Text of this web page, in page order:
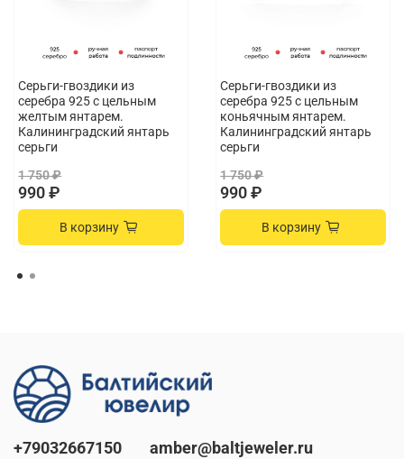
Серьги-гвоздики из
серебра 925 с цельным
желтым янтарем.
Калининградский янтарь
серьги
1 750 ₽
990 ₽
В корзину
Серьги-гвоздики из
серебра 925 с цельным
коньячным янтарем.
Калининградский янтарь
серьги
1 750 ₽
990 ₽
В корзину
+79032667150 amber@baltjeweler.ru